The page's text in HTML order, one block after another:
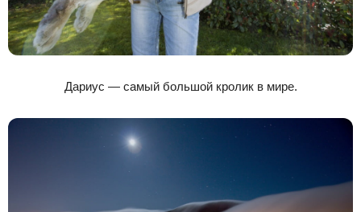
Дариус — самый большой кролик в мире.